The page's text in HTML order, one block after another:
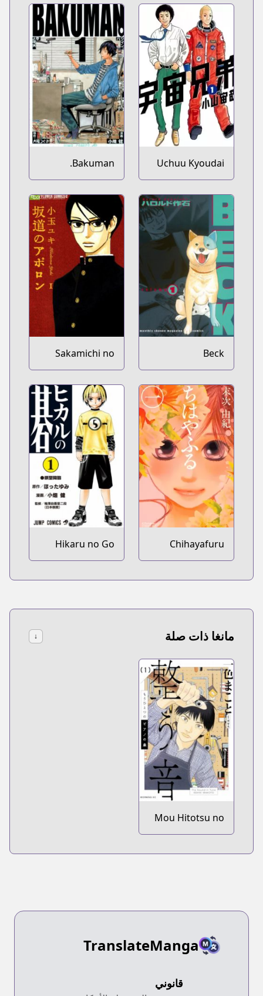
Uchuu Kyoudai
Bakuman.
Beck
Sakamichi no
Apollon
Chihayafuru
Hikaru no Go
مانغا ذات صلة ↓
Mou Hitotsu no
Piano no Mori:
TranslateManga
قانوني